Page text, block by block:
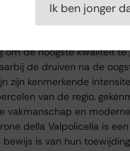
gevestigd in het
Valpolicella. Het
het unieke terroir van de
de hoogste kwaliteit
de druiven na de
zijn kenmerkende
van de regio,
en
della Valpolicella is
is van hun
Ik ben jonger